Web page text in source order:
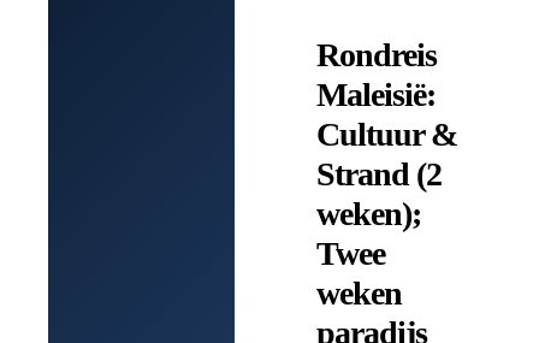
Rondreis
Maleisië:
Cultuur &
Strand (2
weken);
Twee
weken
paradijs